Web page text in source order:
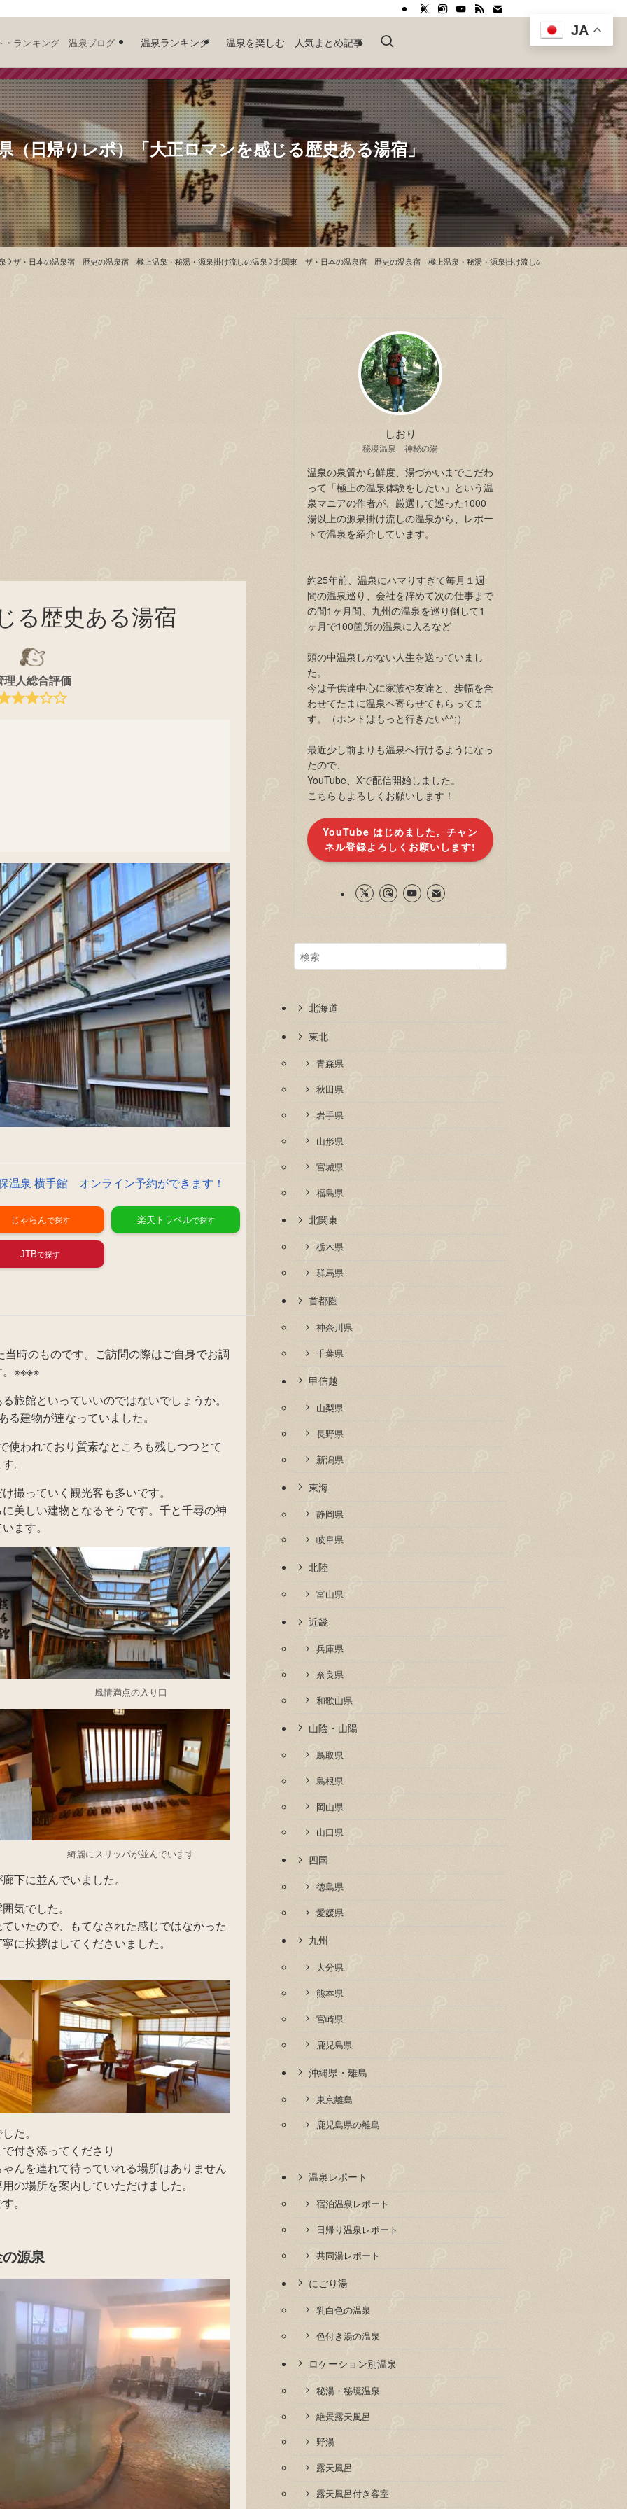
・ランキング 温泉ブログ 温泉ランキング 温泉を楽しむ 人気まとめ記事
日帰りレポ）「大正ロマンを感じる歴史ある湯宿」
ザ・日本の温泉宿 歴史の温泉宿 極上温泉・秘湯・源泉掛け流しの温泉 北関東 ザ・日本の温泉宿 歴史の温泉宿 極上温泉・秘湯・源泉掛け流しの温泉
る歴史ある湯宿
理人総合評価
温泉 横手館 オンライン予約ができます！
じゃらん 楽天トラベル
JTB
時のものです。ご訪問の際はご自身でお調
※※※※
旅館といっていいのではないでしょうか。
建物が連なっていました。
使われており質素なところも残しつつとて
。
撮っていく観光客も多いです。
美しい建物となるそうです。千と千尋の神
ます。
風情満点の入り口
綺麗にスリッパが並んでいます
下に並んでいました。
気でした。
いたので、もてなされた感じではなかった
に挨拶はしてくださいました。
た。
付き添ってくださり
んを連れて待っていれる場所はありません
の場所を案内していただけました。
。
源泉
しおり
秘境温泉 神秘の湯
温泉の泉質から鮮度、湯づかいまでこだわ
って「極上の温泉体験をしたい」という温
泉マニアの作者が、厳選して巡った1000
湯以上の源泉掛け流しの温泉から、レポー
トで温泉を紹介しています。
約25年前、温泉にハマりすぎて毎月１週
間の温泉巡り、会社を辞めて次の仕事まで
の間1ヶ月間、九州の温泉を巡り倒して1
ヶ月で100箇所の温泉に入るなど
頭の中温泉しかない人生を送っていまし
た。
今は子供達中心に家族や友達と、歩幅を合
わせてたまに温泉へ寄らせてもらってま
す。（ホントはもっと行きたい^^;）
最近少し前よりも温泉へ行けるようになっ
たので、
YouTube、Xで配信開始しました。
こちらもよろしくお願いします！
YouTube はじめました。チャン
ネル登録よろしくお願いします!
北海道
東北
青森県
秋田県
岩手県
山形県
宮城県
福島県
北関東
栃木県
群馬県
首都圏
神奈川県
千葉県
甲信越
山梨県
長野県
新潟県
東海
静岡県
岐阜県
北陸
富山県
近畿
兵庫県
奈良県
和歌山県
山陰・山陽
鳥取県
島根県
岡山県
山口県
四国
徳島県
愛媛県
九州
大分県
熊本県
宮崎県
鹿児島県
沖縄県・離島
東京離島
鹿児島県の離島
温泉レポート
宿泊温泉レポート
日帰り温泉レポート
共同湯レポート
にごり湯
乳白色の温泉
色付き湯の温泉
ロケーション別温泉
秘湯・秘境温泉
絶景露天風呂
野湯
露天風呂
露天風呂付き客室
JA